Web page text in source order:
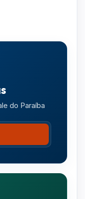
do Paraíba